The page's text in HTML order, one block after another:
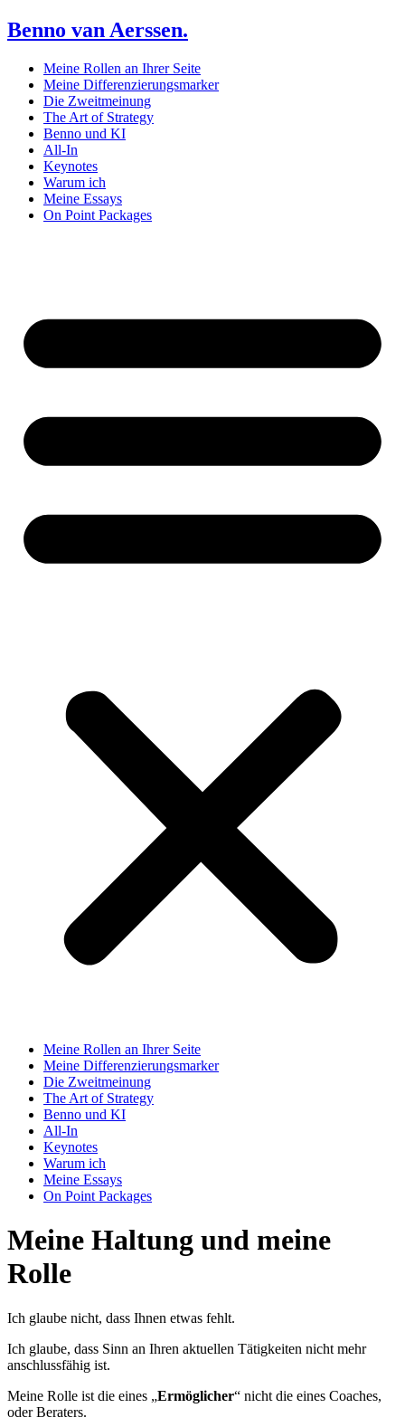
Benno van Aerssen.
Meine Rollen an Ihrer Seite
Meine Differenzierungsmarker
Die Zweitmeinung
The Art of Strategy
Benno und KI
All-In
Keynotes
Warum ich
Meine Essays
On Point Packages
Meine Rollen an Ihrer Seite
Meine Differenzierungsmarker
Die Zweitmeinung
The Art of Strategy
Benno und KI
All-In
Keynotes
Warum ich
Meine Essays
On Point Packages
Meine Haltung und meine
Rolle
Ich glaube nicht, dass Ihnen etwas fehlt.
Ich glaube, dass Sinn an Ihren aktuellen Tätigkeiten nicht mehr
anschlussfähig ist.
Meine Rolle ist die eines „Ermöglicher“ nicht die eines Coaches,
oder Beraters.